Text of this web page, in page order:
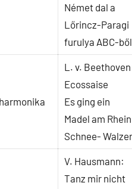
Német dal a
Lőrincz-Paragi
furulya ABC-ből
harmonika
L. v.
Ecossaise
Es ging ein
Madel am Rhein
Schnee-
V. Hausmann:
Tanz mir nicht